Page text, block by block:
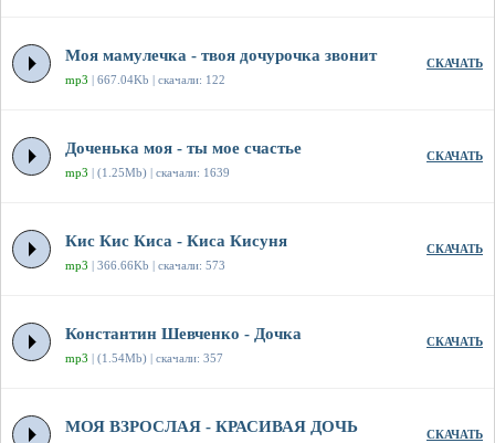
Моя мамулечка - твоя дочурочка звонит
mp3 | 667.04Kb | скачали: 122
СКАЧАТЬ
Доченька моя - ты мое счастье
mp3 | (1.25Mb) | скачали: 1639
СКАЧАТЬ
Кис Кис Киса - Киса Кисуня
mp3 | 366.66Kb | скачали: 573
СКАЧАТЬ
Константин Шевченко - Дочка
mp3 | (1.54Mb) | скачали: 357
СКАЧАТЬ
МОЯ ВЗРОСЛАЯ - КРАСИВАЯ ДОЧЬ СКАЧАТЬ